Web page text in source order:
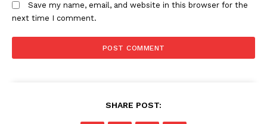
Save my name, email, and website in this browser for the
next time I comment.
SHARE POST: